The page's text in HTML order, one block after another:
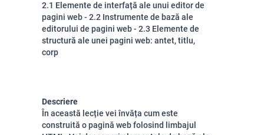
2.1 Elemente de interfață ale unui editor de
pagini web - 2.2 Instrumente de bază ale
editorului de pagini web - 2.3 Elemente de
structură ale unei pagini web: antet, titlu,
corp
Descriere
În această lecție vei învăța cum este
construită o pagină web folosind limbajul